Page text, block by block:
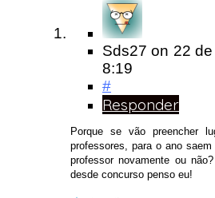
Sds27 on 22
8:19
#
Responder
Porque se vão preencher
professores, para o ano
professor novamente ou
desde concurso penso eu!